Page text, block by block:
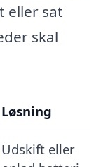
eller sat
skal
Løsning
Udskift eller